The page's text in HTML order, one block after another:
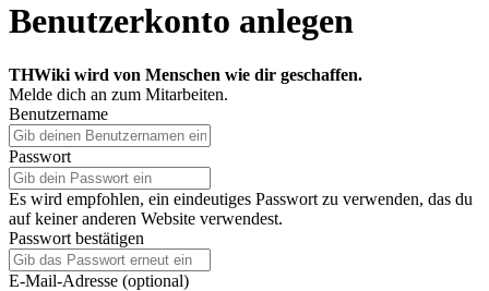
Benutzerkonto anlegen
THWiki wird von Menschen wie dir geschaffen.
Melde dich an zum Mitarbeiten.
Benutzername
Passwort
Es wird empfohlen, ein eindeutiges Passwort zu verwenden, das du
auf keiner anderen Website verwendest.
Passwort bestätigen
E-Mail-Adresse (optional)